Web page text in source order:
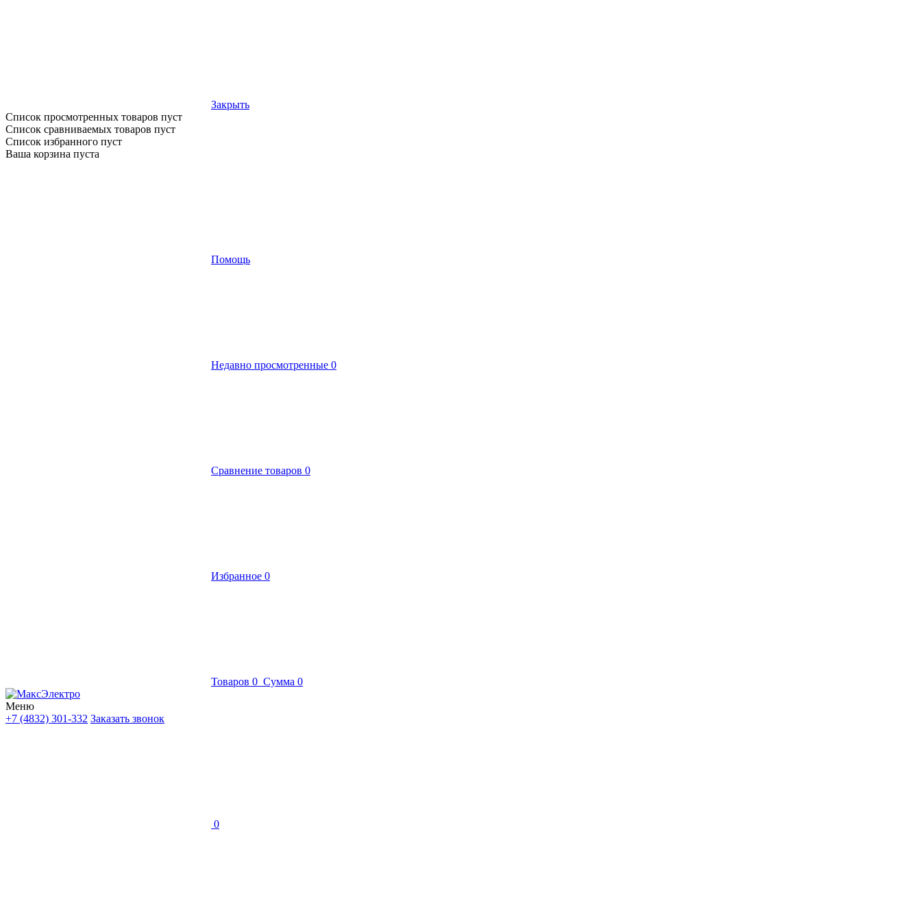
Закрыть
Список просмотренных товаров пуст
Список сравниваемых товаров пуст
Список избранного пуст
Ваша корзина пуста
Помощь
Недавно просмотренные 0
Сравнение товаров 0
Избранное 0
Товаров 0 Сумма 0
Меню
+7 (4832) 301-332 Заказать звонок
0